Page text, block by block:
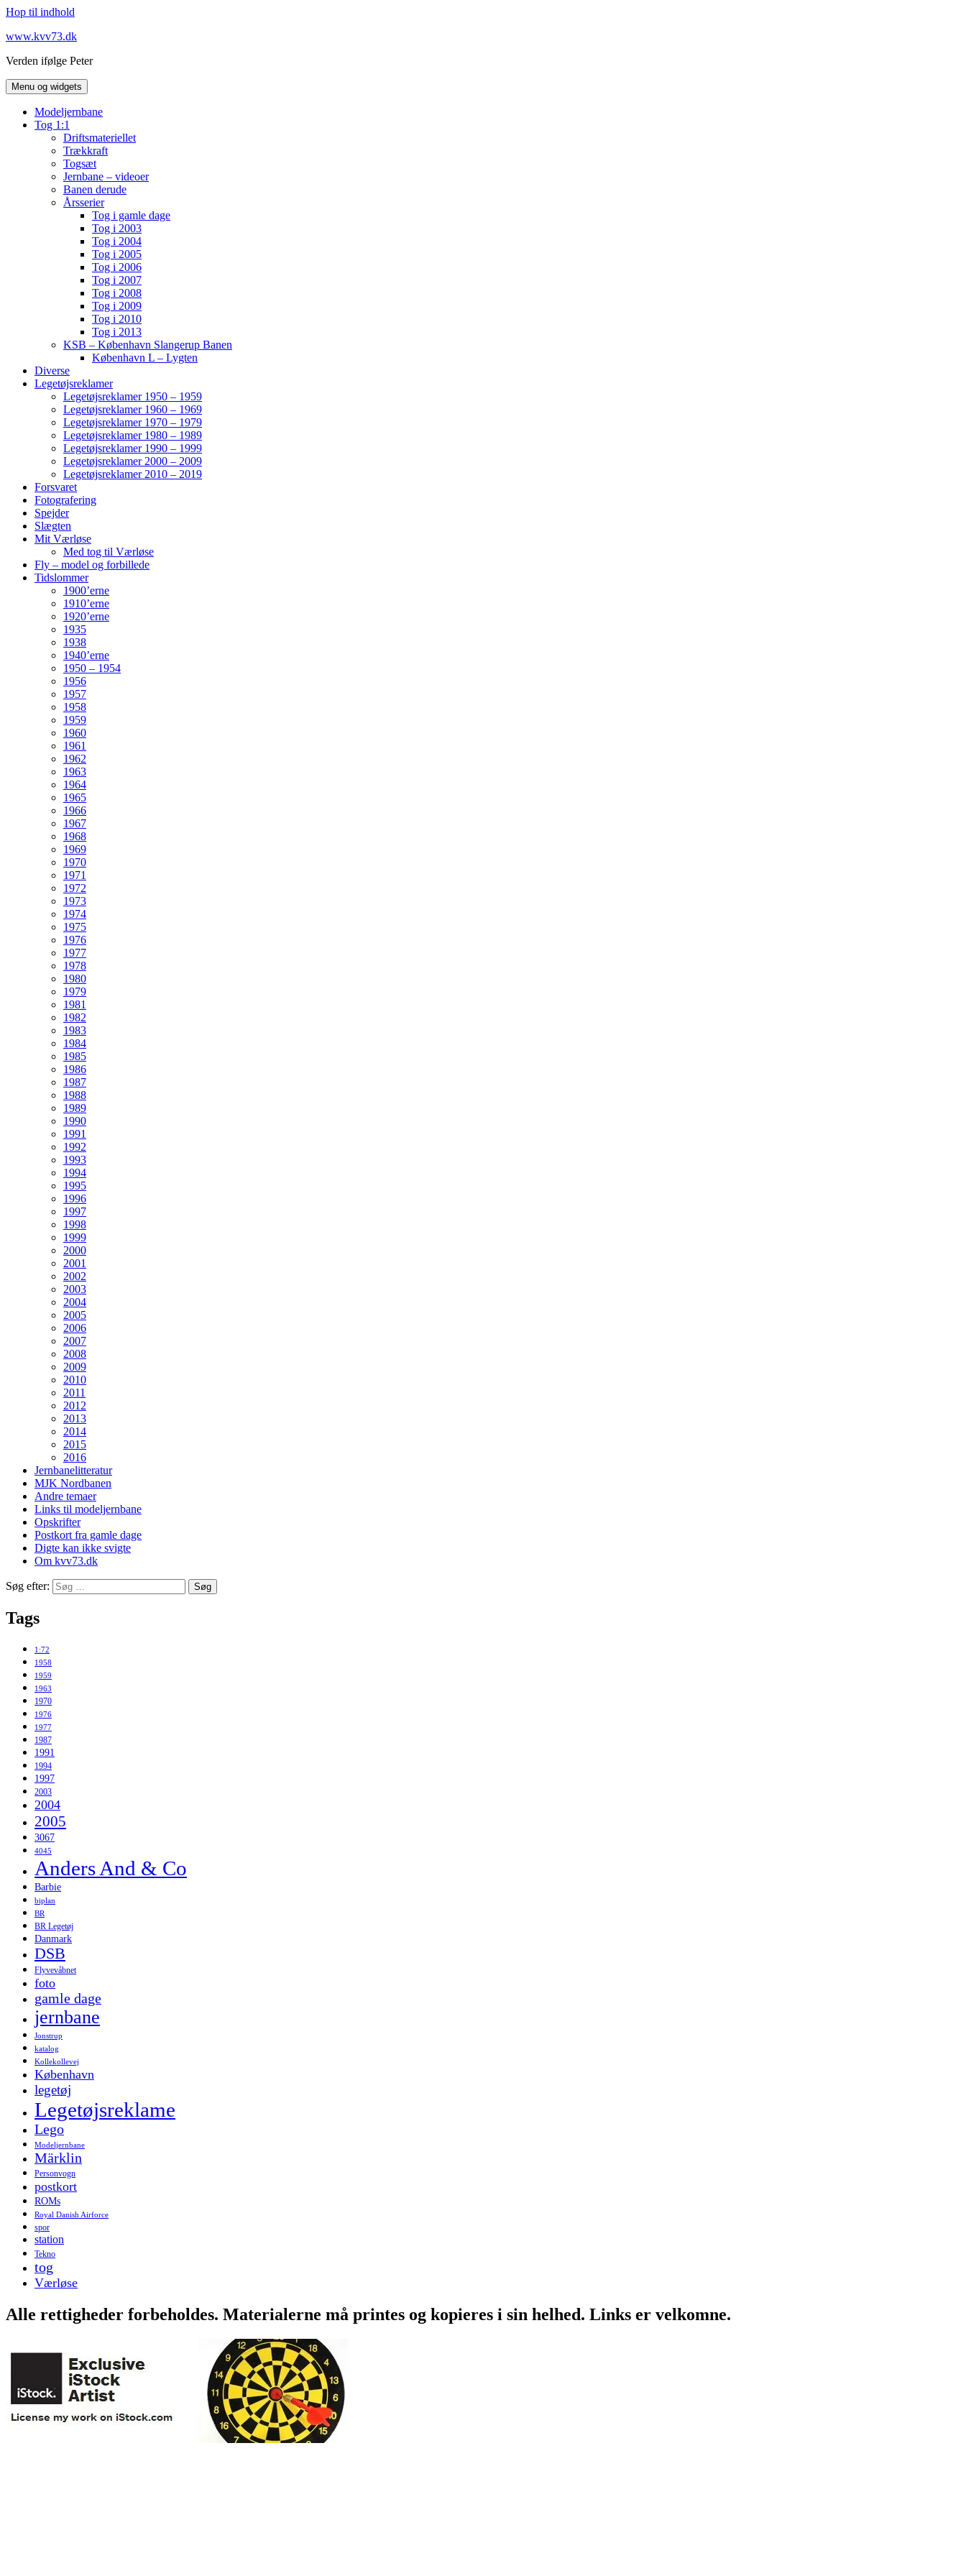
Hop til indhold
www.kvv73.dk
Verden ifølge Peter
Menu og widgets
Modeljernbane
Tog 1:1
Driftsmateriellet
Trækkraft
Togsæt
Jernbane – videoer
Banen derude
Årsserier
Tog i gamle dage
Tog i 2003
Tog i 2004
Tog i 2005
Tog i 2006
Tog i 2007
Tog i 2008
Tog i 2009
Tog i 2010
Tog i 2013
KSB – København Slangerup Banen
København L – Lygten
Diverse
Legetøjsreklamer
Legetøjsreklamer 1950 – 1959
Legetøjsreklamer 1960 – 1969
Legetøjsreklamer 1970 – 1979
Legetøjsreklamer 1980 – 1989
Legetøjsreklamer 1990 – 1999
Legetøjsreklamer 2000 – 2009
Legetøjsreklamer 2010 – 2019
Forsvaret
Fotografering
Spejder
Slægten
Mit Værløse
Med tog til Værløse
Fly – model og forbillede
Tidslommer
1900’erne
1910’erne
1920’erne
1935
1938
1940’erne
1950 – 1954
1956
1957
1958
1959
1960
1961
1962
1963
1964
1965
1966
1967
1968
1969
1970
1971
1972
1973
1974
1975
1976
1977
1978
1980
1979
1981
1982
1983
1984
1985
1986
1987
1988
1989
1990
1991
1992
1993
1994
1995
1996
1997
1998
1999
2000
2001
2002
2003
2004
2005
2006
2007
2008
2009
2010
2011
2012
2013
2014
2015
2016
Jernbanelitteratur
MJK Nordbanen
Andre temaer
Links til modeljernbane
Opskrifter
Postkort fra gamle dage
Digte kan ikke svigte
Om kvv73.dk
Søg efter:
Tags
1:72
1958
1959
1963
1970
1976
1977
1987
1991
1994
1997
2003
2004
2005
3067
4045
Anders And & Co
Barbie
biplan
BR
BR Legetøj
Danmark
DSB
Flyvevåbnet
foto
gamle dage
jernbane
Jonstrup
katalog
Kollekollevej
København
legetøj
Legetøjsreklame
Lego
Modeljernbane
Märklin
Personvogn
postkort
ROMs
Royal Danish Airforce
spor
station
Tekno
tog
Værløse
Alle rettigheder forbeholdes. Materialerne må printes og kopieres i sin helhed. Links er velkomne.